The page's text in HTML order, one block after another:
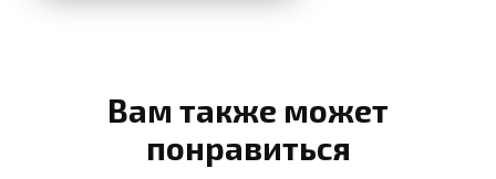
Вам также может
понравиться